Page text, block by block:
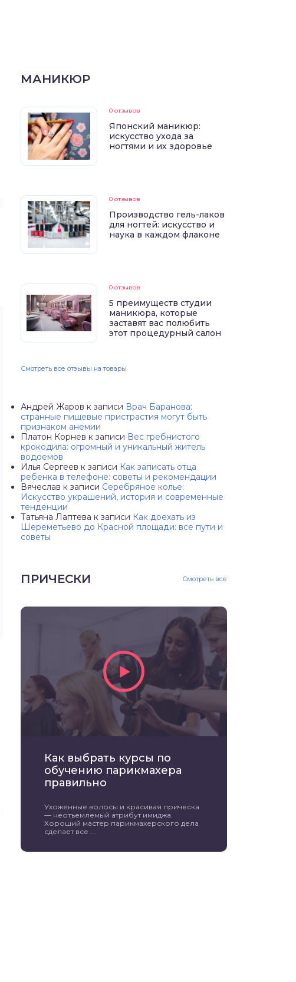
МАНИКЮР
0 отзывов
Японский маникюр:
искусство ухода за
ногтями и их здоровье
0 отзывов
Производство гель-лаков
для ногтей: искусство и
наука в каждом флаконе
0 отзывов
5 преимуществ студии
маникюра, которые
заставят вас полюбить
этот процедурный салон
Смотреть все отзывы на товары
Андрей Жаров к записи Врач Баранова:
странные пищевые пристрастия могут быть
признаком анемии
Платон Корнев к записи Вес гребнистого
крокодила: огромный и уникальный житель
водоемов
Илья Сергеев к записи Как записать отца
ребенка в телефоне: советы и рекомендации
Вячеслав к записи Серебряное колье:
Искусство украшений, история и современные
тенденции
Татьяна Лаптева к записи Как доехать из
Шереметьево до Красной площади: все пути и
советы
ПРИЧЕСКИ Смотреть все
Как выбрать курсы по
обучению парикмахера
правильно
Ухоженные волосы и красивая прическа
— неотъемлемый атрибут имиджа.
Хороший мастер парикмахерского дела
сделает все ...